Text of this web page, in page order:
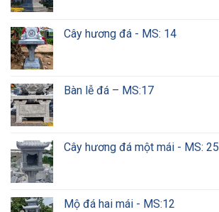
Cây hương đá - MS: 14
Bàn lễ đá – MS:17
Cây hương đá một mái - MS: 25
Mộ đá hai mái - MS:12